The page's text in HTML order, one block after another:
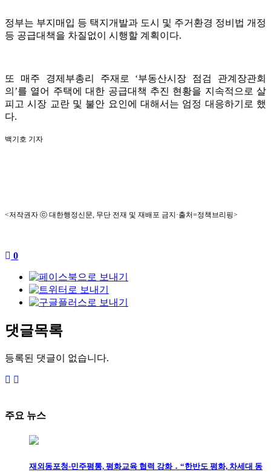
정부는 부지매입 등 택지개발과 도시 및 주거환경 정비법 개정
등 공급대책을 차질없이 시행할 계획이다.
또 매주 경제부총리 주재로 ‘부동산시장 점검 관계장관회
의’를 열어 주택에 대한 공급대책 추진 현황을 지속적으로 살
피고 시장 교란 및 불안 요인에 대해서는 엄정 대응하기로 했
다.
백기호 기자
<저작권자 ⓒ 대한행정신문, 무단 전재 및 재배포 금지·출처=정책브리핑>
0
댓글목록
등록된 댓글이 없습니다.
주요 뉴스
재외동포청-민주평통, 평화교육 협력 강화 ․ “한반도 평화, 차세대 동